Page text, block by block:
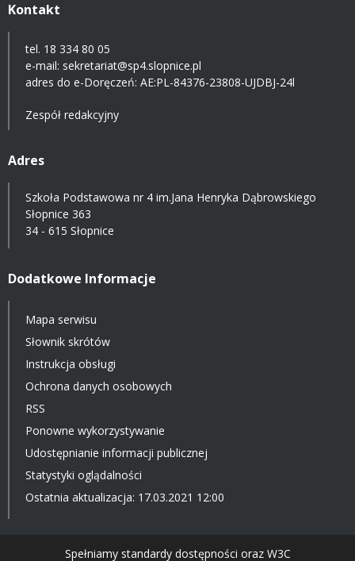
Kontakt
tel. 18 334 80 05
e-mail: sekretariat@sp4.slopnice.pl
adres do e-Doręczeń: AE:PL-84376-23808-UJDBJ-24l
Zespół redakcyjny
Adres
Szkoła Podstawowa nr 4 im.Jana Henryka Dąbrowskiego
Słopnice 363
34 - 615 Słopnice
Dodatkowe Informacje
Mapa serwisu
Słownik skrótów
Instrukcja obsługi
Ochrona danych osobowych
RSS
Ponowne wykorzystywanie
Udostępnianie informacji publicznej
Statystyki oglądalności
Ostatnia aktualizacja: 17.03.2021 12:00
Spełniamy standardy dostępności oraz W3C